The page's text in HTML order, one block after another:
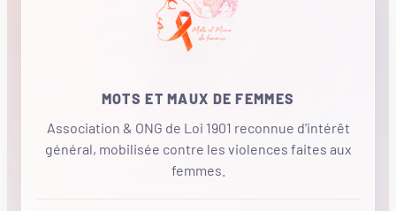
MOTS ET MAUX DE FEMMES
Association & ONG de Loi 1901 reconnue d'intérêt
général, mobilisée contre les violences faites aux
femmes.